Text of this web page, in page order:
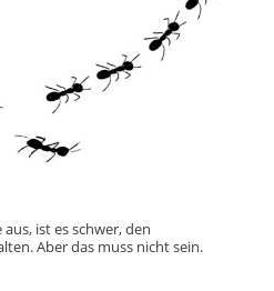
ist es schwer, den
Aber das muss nicht sein.